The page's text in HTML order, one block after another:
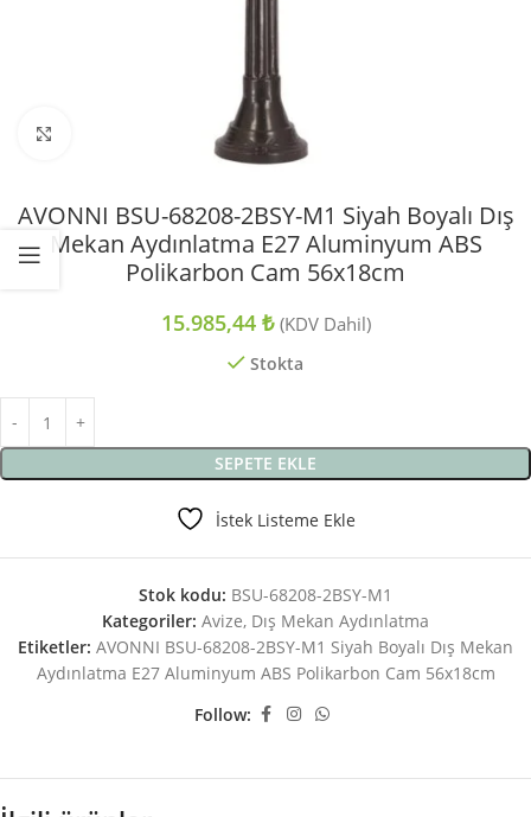
Büyütmek için tıklayın
AVONNI BSU-68208-2BSY-M1 Siyah Boyalı Dış
Mekan Aydınlatma E27 Aluminyum ABS
Polikarbon Cam 56x18cm
15.985,44 ₺ (KDV Dahil)
Stokta
SEPETE EKLE
İstek Listeme Ekle
Stok kodu: BSU-68208-2BSY-M1
Kategoriler: Avize, Dış Mekan Aydınlatma
Etiketler: AVONNI BSU-68208-2BSY-M1 Siyah Boyalı Dış Mekan
Aydınlatma E27 Aluminyum ABS Polikarbon Cam 56x18cm
Follow: